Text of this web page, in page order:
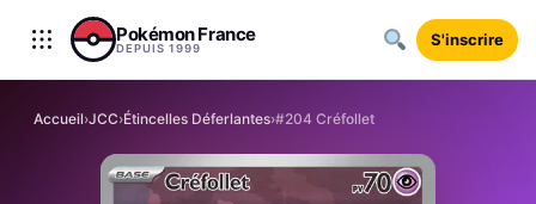
Aller au contenu
Pokémon France
DEPUIS 1999 S'inscrire
Accueil›JCC›Étincelles Déferlantes›#204 Créfollet